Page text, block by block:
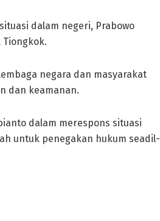
dalam negeri, Prabowo
negara dan masyarakat
dan keamanan.
dalam merespons situasi
untuk penegakan hukum seadil-